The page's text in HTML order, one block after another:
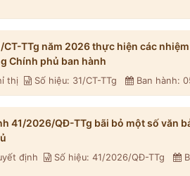
CT-TTg năm 2026 thực hiện các
Chính phủ ban hành
thị Số hiệu: 31/CT-TTg Ban hành:
41/2026/QĐ-TTg bãi bỏ một số văn
định Số hiệu: 41/2026/QĐ-TTg